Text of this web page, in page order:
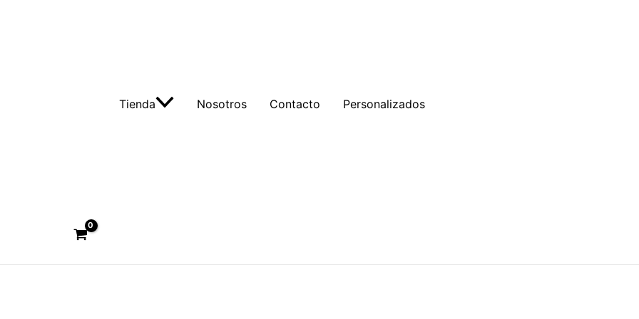
Tienda Nosotros Contacto Personalizados
Buscar